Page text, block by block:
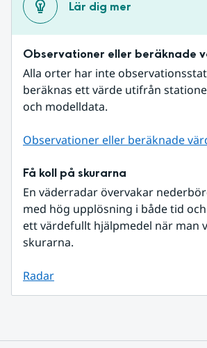
Lär dig mer
Observationer eller beräknade
Alla orter har inte
beräknas ett värde utifrån
och modelldata.
Observationer eller beräknade
Få koll på skurarna
En väderradar övervakar
med hög upplösning i både tid
ett värdefullt hjälpmedel när man
skurarna.
Radar